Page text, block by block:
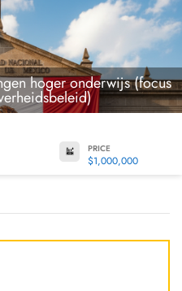
hoger onderwijs (focus
PRICE
$1,000,000